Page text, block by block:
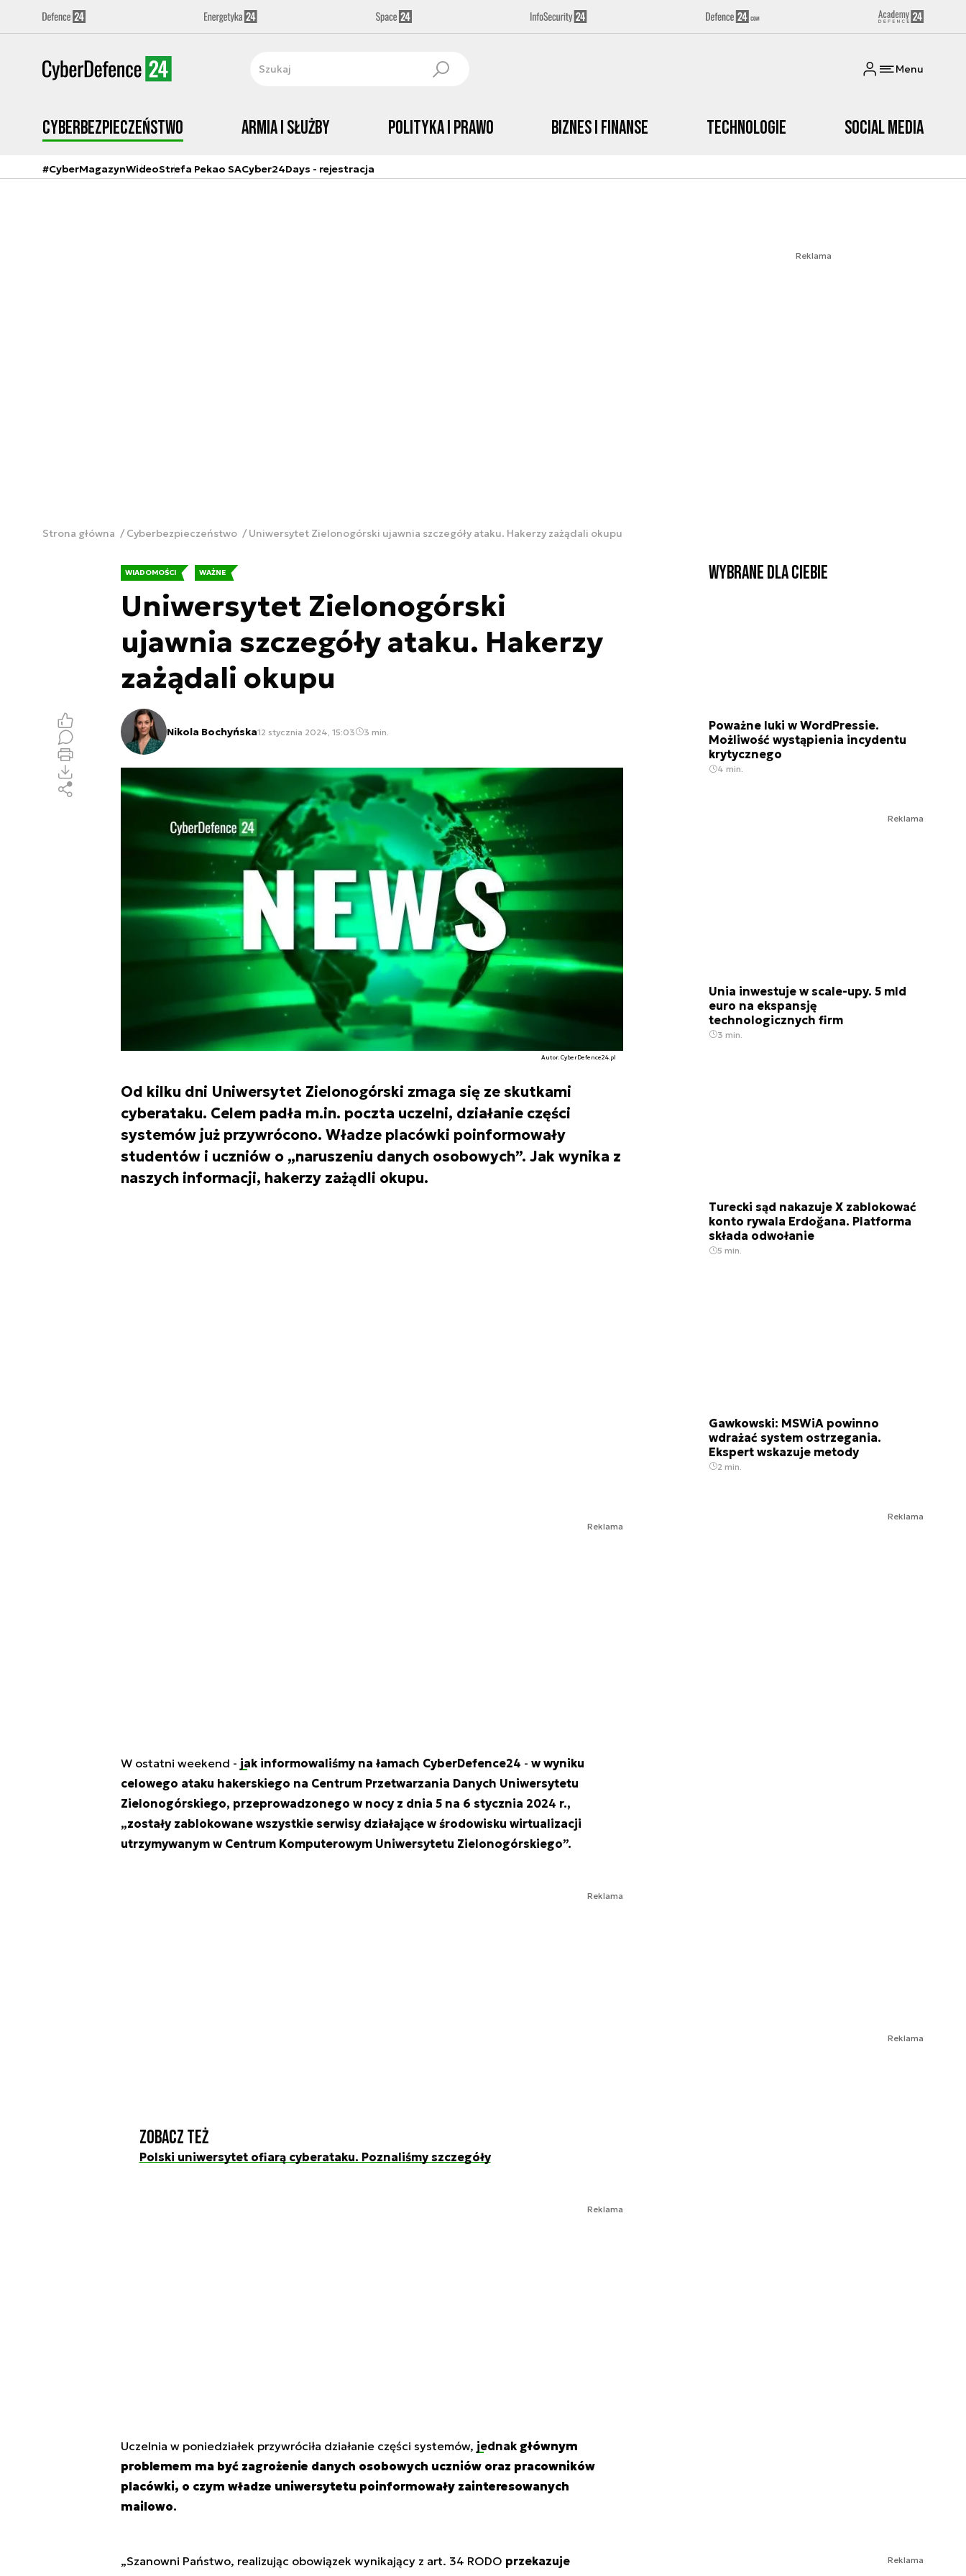
Menu
Cyberbezpieczeństwo Armia i Służby Polityka i prawo Biznes i Finanse Technologie Social media
#CyberMagazynWideoStrefa Pekao SACyber24Days - rejestracja
Reklama
Strona główna Cyberbezpieczeństwo Uniwersytet Zielonogórski ujawnia szczegóły ataku. Hakerzy zażądali okupu
WIADOMOŚCI WAŻNE
Uniwersytet Zielonogórski
ujawnia szczegóły ataku. Hakerzy
zażądali okupu
Nikola Bochyńska12 stycznia 2024, 15:03 3 min.
Autor. CyberDefence24.pl
Od kilku dni Uniwersytet Zielonogórski zmaga się ze skutkami
cyberataku. Celem padła m.in. poczta uczelni, działanie części
systemów już przywrócono. Władze placówki poinformowały
studentów i uczniów o „naruszeniu danych osobowych”. Jak wynika z
naszych informacji, hakerzy zażądli okupu.
Reklama
W ostatni weekend - jak informowaliśmy na łamach CyberDefence24 - w wyniku
celowego ataku hakerskiego na Centrum Przetwarzania Danych Uniwersytetu
Zielonogórskiego, przeprowadzonego w nocy z dnia 5 na 6 stycznia 2024 r.,
„zostały zablokowane wszystkie serwisy działające w środowisku wirtualizacji
utrzymywanym w Centrum Komputerowym Uniwersytetu Zielonogórskiego”.
Reklama
Zobacz też
Polski uniwersytet ofiarą cyberataku. Poznaliśmy szczegóły
Reklama
Uczelnia w poniedziałek przywróciła działanie części systemów, jednak głównym
problemem ma być zagrożenie danych osobowych uczniów oraz pracowników
placówki, o czym władze uniwersytetu poinformowały zainteresowanych
mailowo.
„Szanowni Państwo, realizując obowiązek wynikający z art. 34 RODO przekazuje
Wybrane dla Ciebie
Poważne luki w WordPressie.
Możliwość wystąpienia incydentu
krytycznego
4 min.
Reklama
Unia inwestuje w scale-upy. 5 mld
euro na ekspansję
technologicznych firm
3 min.
Turecki sąd nakazuje X zablokować
konto rywala Erdoğana. Platforma
składa odwołanie
5 min.
Gawkowski: MSWiA powinno
wdrażać system ostrzegania.
Ekspert wskazuje metody
2 min.
Reklama
Reklama
Reklama